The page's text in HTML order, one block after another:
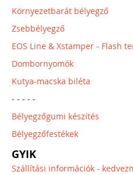
Környezetbarát bélyegző
Zsebbélyegző
EOS Line & Xstamper - Flash
Dombornyomók
Kutya-macska biléta
- - - - -
Bélyegzőgumi készítés
Bélyegzőfestékek
GYIK
Szállítási információk -